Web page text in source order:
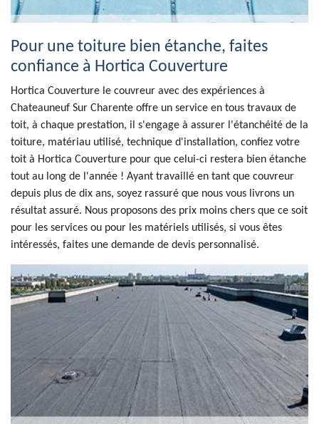
Pour une toiture bien étanche, faites
confiance à Hortica Couverture
Hortica Couverture le couvreur avec des expériences à
Chateauneuf Sur Charente offre un service en tous travaux de
toit, à chaque prestation, il s'engage à assurer l'étanchéité de la
toiture, matériau utilisé, technique d'installation, confiez votre
toit à Hortica Couverture pour que celui-ci restera bien étanche
tout au long de l'année ! Ayant travaillé en tant que couvreur
depuis plus de dix ans, soyez rassuré que nous vous livrons un
résultat assuré. Nous proposons des prix moins chers que ce soit
pour les services ou pour les matériels utilisés, si vous êtes
intéressés, faites une demande de devis personnalisé.